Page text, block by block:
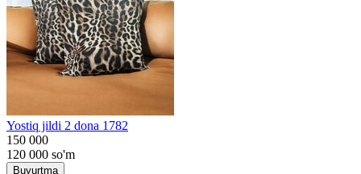
Yostiq jildi 2 dona 1782
150 000
120 000 so'm
Buyurtma